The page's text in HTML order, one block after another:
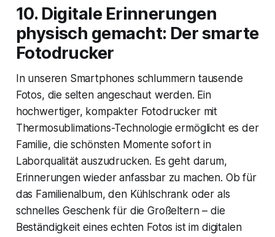
10. Digitale Erinnerungen
physisch gemacht: Der smarte
Fotodrucker
In unseren Smartphones schlummern tausende
Fotos, die selten angeschaut werden. Ein
hochwertiger, kompakter Fotodrucker mit
Thermosublimations-Technologie ermöglicht es der
Familie, die schönsten Momente sofort in
Laborqualität auszudrucken. Es geht darum,
Erinnerungen wieder anfassbar zu machen. Ob für
das Familienalbum, den Kühlschrank oder als
schnelles Geschenk für die Großeltern – die
Beständigkeit eines echten Fotos ist im digitalen